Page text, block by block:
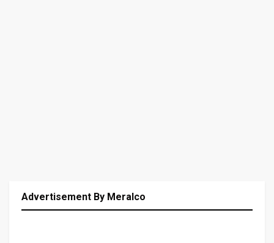
Advertisement By Meralco